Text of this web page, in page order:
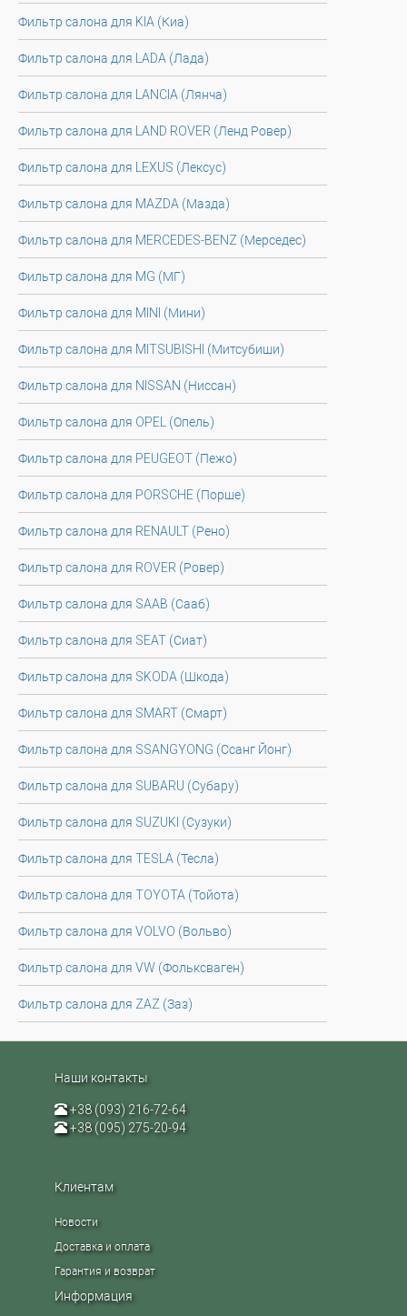
Фильтр салона для KIA (Киа)
Фильтр салона для LADA (Лада)
Фильтр салона для LANCIA (Лянча)
Фильтр салона для LAND ROVER (Ленд Ровер)
Фильтр салона для LEXUS (Лексус)
Фильтр салона для MAZDA (Мазда)
Фильтр салона для MERCEDES-BENZ (Мерседес)
Фильтр салона для MG (МГ)
Фильтр салона для MINI (Мини)
Фильтр салона для MITSUBISHI (Митсубиши)
Фильтр салона для NISSAN (Ниссан)
Фильтр салона для OPEL (Опель)
Фильтр салона для PEUGEOT (Пежо)
Фильтр салона для PORSCHE (Порше)
Фильтр салона для RENAULT (Рено)
Фильтр салона для ROVER (Ровер)
Фильтр салона для SAAB (Сааб)
Фильтр салона для SEAT (Сиат)
Фильтр салона для SKODA (Шкода)
Фильтр салона для SMART (Смарт)
Фильтр салона для SSANGYONG (Ссанг Йонг)
Фильтр салона для SUBARU (Субару)
Фильтр салона для SUZUKI (Сузуки)
Фильтр салона для TESLA (Тесла)
Фильтр салона для TOYOTA (Тойота)
Фильтр салона для VOLVO (Вольво)
Фильтр салона для VW (Фольксваген)
Фильтр салона для ZAZ (Заз)
Наши контакты
+38 (093) 216-72-64
+38 (095) 275-20-94
Клиентам
Новости
Доставка и оплата
Гарантия и возврат
Информация